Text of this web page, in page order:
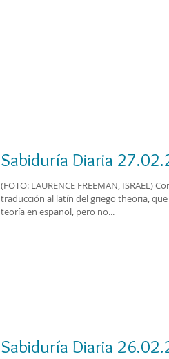
Sabiduría Diaria
(FOTO: LAURENCE FREEMAN, ISRAEL) Contemplatio es la
traducción al latín del griego theoria,
teoría en español, pero no...
Sabiduría Diaria